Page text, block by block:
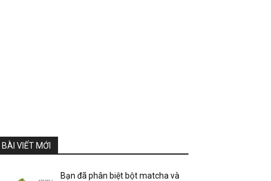
BÀI VIẾT MỚI
Bạn đã phân biệt bột matcha và